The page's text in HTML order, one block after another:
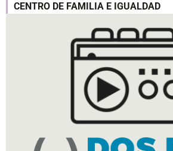
CENTRO DE FAMILIA E IGUALDAD